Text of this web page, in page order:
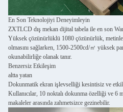
En Son Teknolojiyi Deneyimleyin
ZXTLCD dış mekan dijital tabela ile en son
Yüksek çözünürlüklü 1080 çözünürlük,
olmasını sağlarken, 1500-2500cd/㎡ yüksek
okunabilirliğe olanak tanır.
Benzersiz Etkileşim
altta yatan
Dokunmatik ekran işlevselliği kesintisiz ve
Kullanıcılar, 10 noktalı dokunma özelliği ve 6
makaleler arasında zahmetsizce gezinebilir.